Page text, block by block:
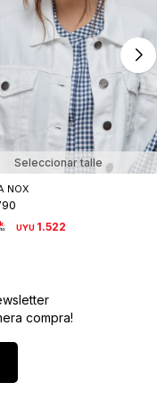
Seleccionar talle
NOX
UYU 1.522
compra!